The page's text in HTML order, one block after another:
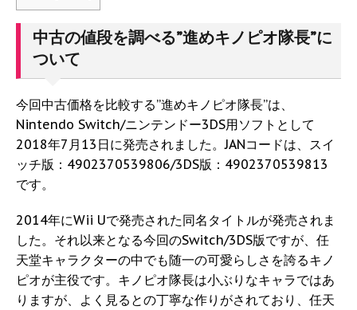
中古の値段を調べる”進めキノピオ隊長”に
ついて
今回中古価格を比較する”進めキノピオ隊長”は、
Nintendo Switch/ニンテンドー3DS用ソフトとして
2018年7月13日に発売されました。JANコードは、スイ
ッチ版：4902370539806/3DS版：4902370539813
です。
2014年にWii Uで発売された同名タイトルが発売されま
した。それ以来となる今回のSwitch/3DS版ですが、任
天堂キャラクターの中でも随一の可愛らしさを誇るキノ
ピオが主役です。キノピオ隊長は小ぶりなキャラではあ
りますが、よく見るとの丁寧な作りがされており、任天